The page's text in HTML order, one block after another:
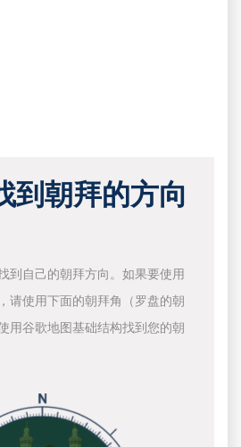
到朝拜的方向
到自己的朝拜方向。如果要使用
请使用下面的朝拜角（罗盘的朝
用谷歌地图基础结构找到您的朝